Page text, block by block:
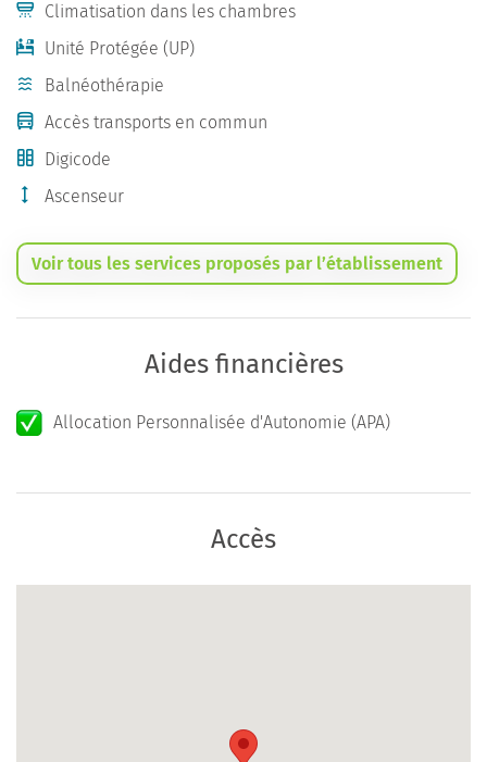
Climatisation dans les chambres
Unité Protégée (UP)
Balnéothérapie
Accès transports en commun
Digicode
Ascenseur
Voir tous les services proposés par l’établissement
Aides financières
Allocation Personnalisée d'Autonomie (APA)
Accès